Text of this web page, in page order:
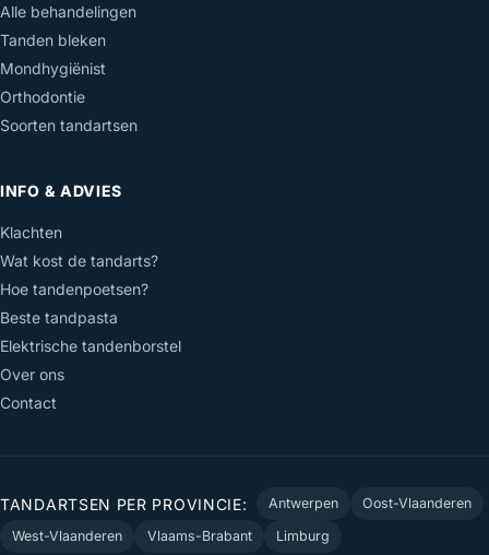
Alle behandelingen
Tanden bleken
Mondhygiënist
Orthodontie
Soorten tandartsen
INFO & ADVIES
Klachten
Wat kost de tandarts?
Hoe tandenpoetsen?
Beste tandpasta
Elektrische tandenborstel
Over ons
Contact
TANDARTSEN PER PROVINCIE: Antwerpen
Oost-Vlaanderen
West-Vlaanderen
Vlaams-Brabant Limburg